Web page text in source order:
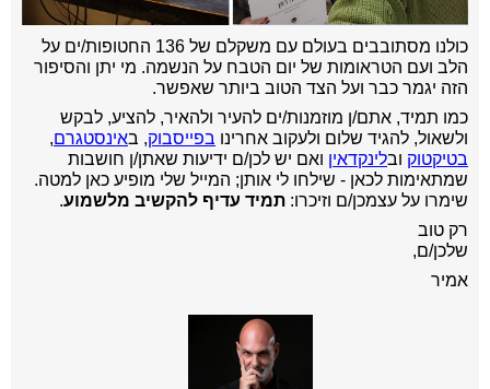
כולנו מסתובבים בעולם עם משקלם של 136 החטופות/ים על
הלב ועם הטראומות של יום הטבח על הנשמה. מי יתן והסיפור
הזה יגמר כבר ועל הצד הטוב ביותר שאפשר.
כמו תמיד, אתם/ן מוזמנות/ים להעיר ולהאיר, להציע, לבקש
ולשאול, להגיד שלום ולעקוב אחרינו בפייסבוק, באינסטגרם,
בטיקטוק ובלינקדאין ואם יש לכן/ם ידיעות שאתן/ן חושבות
שמתאימות לכאן - שילחו לי אותן; המייל שלי מופיע כאן למטה.
שימרו על עצמכן/ם וזיכרו: תמיד עדיף להקשיב מלשמוע.
רק טוב
שלכן/ם,
אמיר